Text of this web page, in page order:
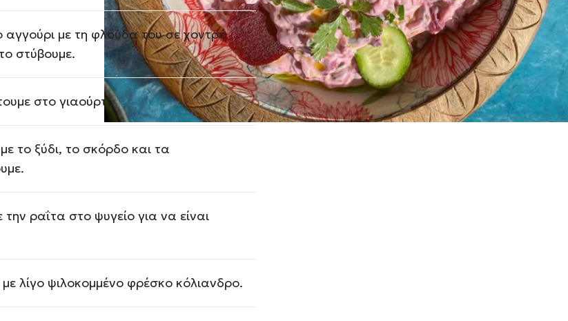
αγγούρι με τη φλούδα του σε χοντρό
στύβουμε.
στο γιαούρτι.
το ξύδι, το σκόρδο και τα
ραΐτα στο ψυγείο για να είναι
με λίγο ψιλοκομμένο φρέσκο κόλιανδρο.